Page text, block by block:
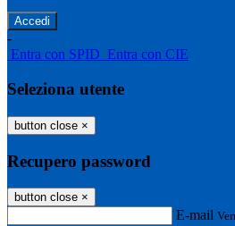
-
Entra con SPID Entra con CIE
Seleziona utente
button close ×
Recupero password
button close ×
E-mail